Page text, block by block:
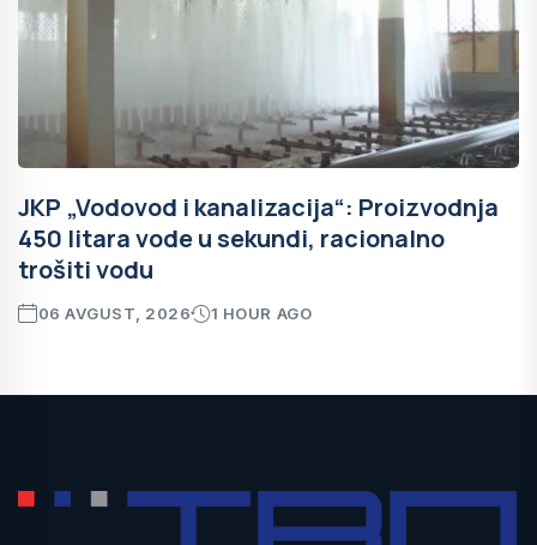
JKP „Vodovod i kanalizacija“: Proizvodnja
450 litara vode u sekundi, racionalno
trošiti vodu
06 AVGUST, 2026 1 HOUR AGO